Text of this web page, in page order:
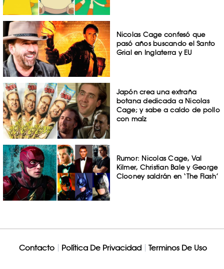
Nicolas Cage confesó que
pasó años buscando el Santo
Grial en Inglaterra y EU
Japón crea una extraña
botana dedicada a Nicolas
Cage; y sabe a caldo de pollo
con maíz
Rumor: Nicolas Cage, Val
Kilmer, Christian Bale y George
Clooney saldrán en ‘The Flash’
Contacto Política De Privacidad Terminos De Uso